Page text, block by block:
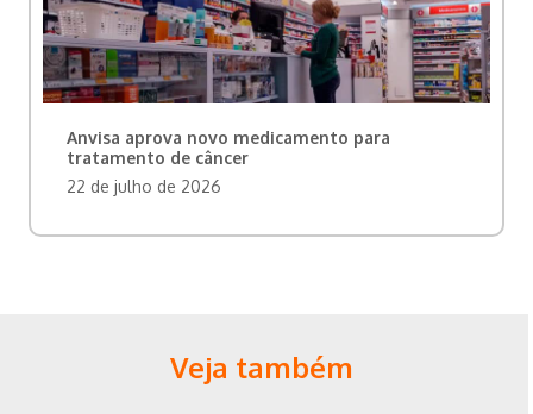
Anvisa aprova novo medicamento para
tratamento de câncer
22 de julho de 2026
Veja também